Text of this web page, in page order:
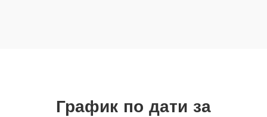
График по дати за